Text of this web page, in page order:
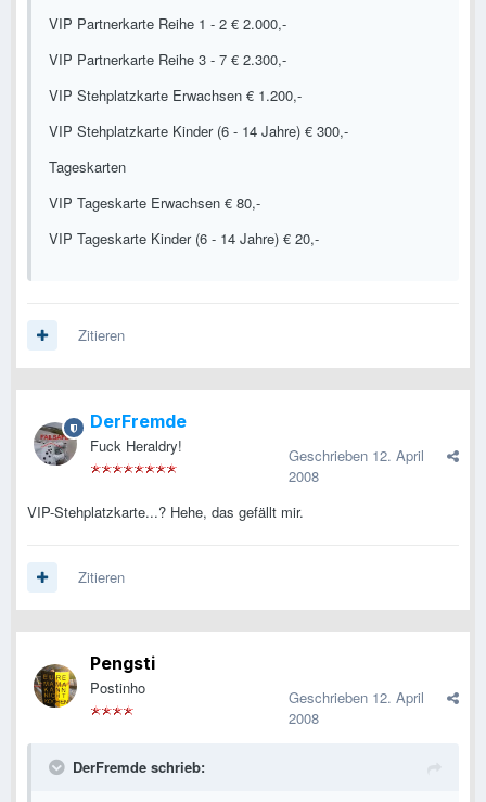
VIP Partnerkarte Reihe 1 - 2 € 2.000,-
VIP Partnerkarte Reihe 3 - 7 € 2.300,-
VIP Stehplatzkarte Erwachsen € 1.200,-
VIP Stehplatzkarte Kinder (6 - 14 Jahre) € 300,-
Tageskarten
VIP Tageskarte Erwachsen € 80,-
VIP Tageskarte Kinder (6 - 14 Jahre) € 20,-
Zitieren
DerFremde
Fuck Heraldry! Geschrieben 12. April
2008
VIP-Stehplatzkarte...? Hehe, das gefällt mir.
Zitieren
Pengsti
Postinho Geschrieben 12. April
2008
DerFremde schrieb: